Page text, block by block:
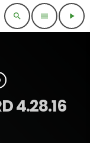
search menu play_arrow
4.28.16